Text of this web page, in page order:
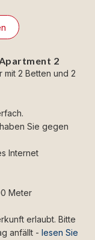
2
mit 2 Betten und 2
Sie gegen
Internet
Meter
erlaubt. Bitte
anfällt - lesen Sie